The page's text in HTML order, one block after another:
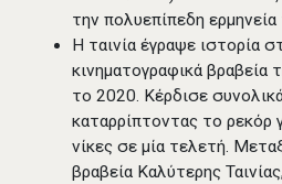
την πολυεπίπεδη ερμηνεία
Η ταινία έγραψε ιστορία
κινηματογραφικά βραβεία
το 2020. Κέρδισε
καταρρίπτοντας το ρεκόρ
νίκες σε μία τελετή.
βραβεία Καλύτερης